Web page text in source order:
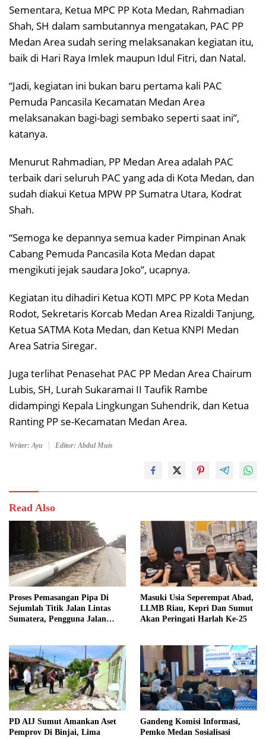
Sementara, Ketua MPC PP Kota Medan, Rahmadian
Shah, SH dalam sambutannya mengatakan, PAC PP
Medan Area sudah sering melaksanakan kegiatan itu,
baik di Hari Raya Imlek maupun Idul Fitri, dan Natal.
“Jadi, kegiatan ini bukan baru pertama kali PAC
Pemuda Pancasila Kecamatan Medan Area
melaksanakan bagi-bagi sembako seperti saat ini”,
katanya.
Menurut Rahmadian, PP Medan Area adalah PAC
terbaik dari seluruh PAC yang ada di Kota Medan, dan
sudah diakui Ketua MPW PP Sumatra Utara, Kodrat
Shah.
“Semoga ke depannya semua kader Pimpinan Anak
Cabang Pemuda Pancasila Kota Medan dapat
mengikuti jejak saudara Joko”, ucapnya.
Kegiatan itu dihadiri Ketua KOTI MPC PP Kota Medan
Rodot, Sekretaris Korcab Medan Area Rizaldi Tanjung,
Ketua SATMA Kota Medan, dan Ketua KNPI Medan
Area Satria Siregar.
Juga terlihat Penasehat PAC PP Medan Area Chairum
Lubis, SH, Lurah Sukaramai II Taufik Rambe
didampingi Kepala Lingkungan Suhendrik, dan Ketua
Ranting PP se-Kecamatan Medan Area.
Writer: Ayu Editor: Abdul Muis
Read Also
Proses Pemasangan Pipa Di
Sejumlah Titik Jalan Lintas
Sumatera, Pengguna Jalan
Masuki Usia Seperempat Abad,
LLMB Riau, Kepri Dan Sumut
Akan Peringati Harlah Ke-25
PD AIJ Sumut Amankan Aset
Pemprov Di Binjai, Lima
Gandeng Komisi Informasi,
Pemko Medan Sosialisasi